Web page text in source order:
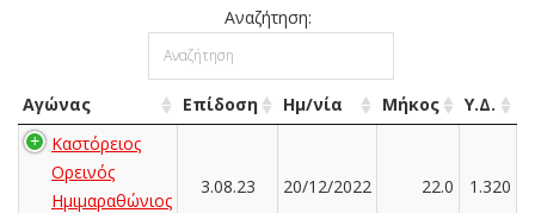
Αναζήτηση:
Αγώνας Επίδοση Ημ/νία Μήκος
Υ.Δ.
Καστόρειος
Ορεινός
Ημιμαραθώνιος
3.08.23 20/12/2022 22.0 1.320